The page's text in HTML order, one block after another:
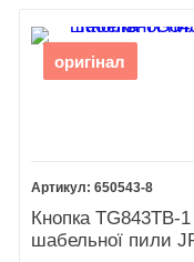
оригінал
650543-8
Кнопка TG843TB-
шабельної пили